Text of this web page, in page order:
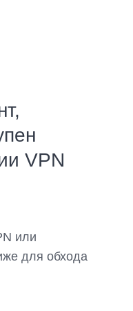
VPN
или
для обхода